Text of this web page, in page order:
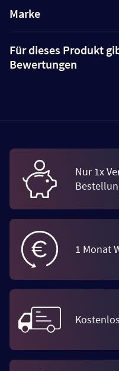
Marke
Für dieses Produkt
Bewertungen
Nur 1x
1 Monat